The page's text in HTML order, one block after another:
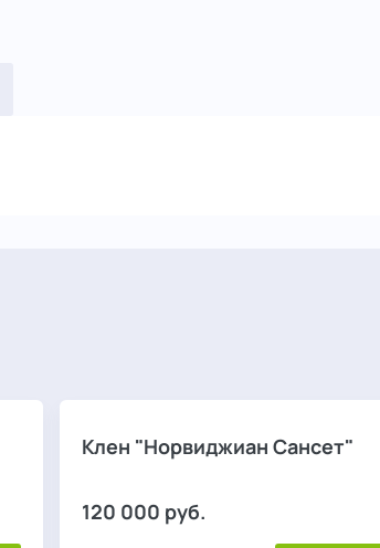
Клен "Норвиджиан Сансет"
120 000 руб.